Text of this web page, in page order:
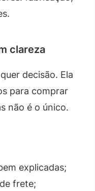
clareza
decisão. Ela
para comprar
não é o único.
explicadas;
frete;